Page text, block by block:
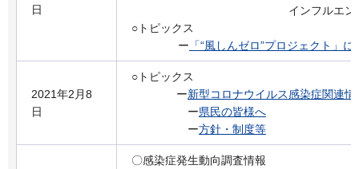
日
インフルエンザの流
○トピックス
ー 「“風しんゼロ”プロジェクト」に
2021年2月8
日
○トピックス
ー新型コロナウイルス感染症関連情
ー県民の皆様へ
ー方針・制度等
〇感染症発生動向調査情報